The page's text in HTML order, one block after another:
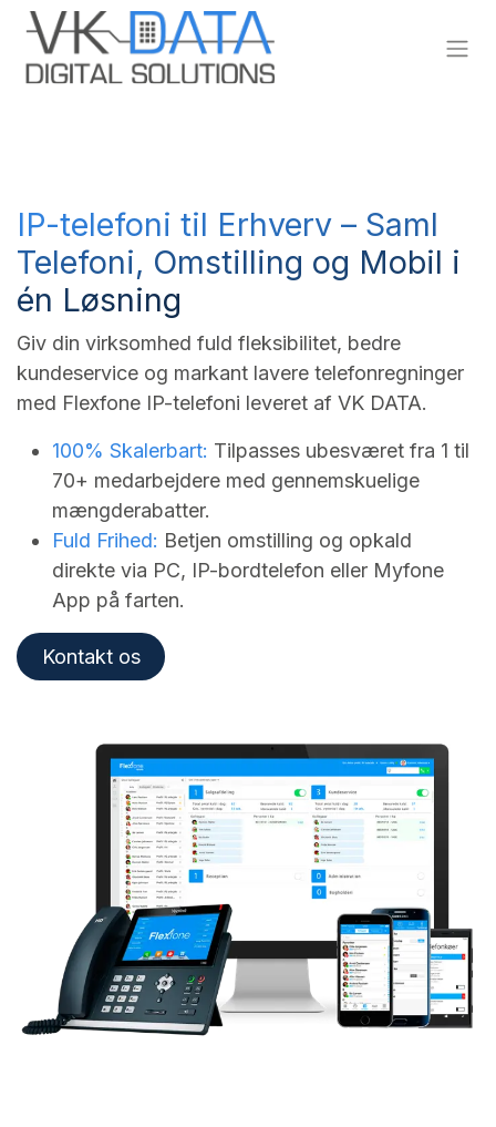
Skip to Content
IP-telefoni til Erhverv – Saml
Telefoni, Omstilling og Mobil i
én Løsning
Giv din virksomhed fuld fleksibilitet, bedre
kundeservice og markant lavere telefonregninger
med Flexfone IP-telefoni leveret af VK DATA.
100% Skalerbart: Tilpasses ubesværet fra 1 til
70+ medarbejdere med gennemskuelige
mængderabatter.
Fuld Frihed: Betjen omstilling og opkald
direkte via PC, IP-bordtelefon eller Myfone
App på farten.
Kontakt os​